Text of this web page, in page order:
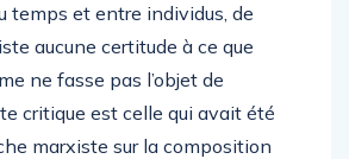
temps et entre individus, de
aucune certitude à ce que
ne fasse pas l’objet de
critique est celle qui avait été
marxiste sur la composition